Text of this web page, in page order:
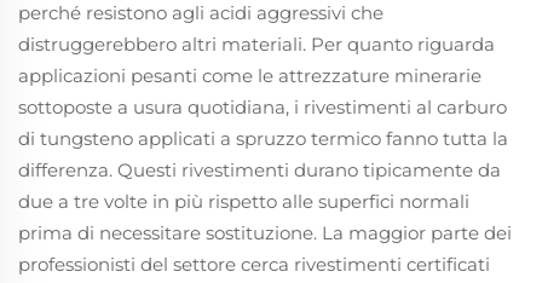
perché resistono agli acidi aggressivi che
distruggerebbero altri materiali. Per quanto riguarda
applicazioni pesanti come le attrezzature minerarie
sottoposte a usura quotidiana, i rivestimenti al carburo
di tungsteno applicati a spruzzo termico fanno tutta la
differenza. Questi rivestimenti durano tipicamente da
due a tre volte in più rispetto alle superfici normali
prima di necessitare sostituzione. La maggior parte dei
professionisti del settore cerca rivestimenti certificati